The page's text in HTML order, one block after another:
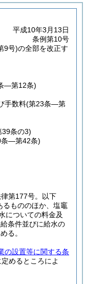
平成10年3月13日
条例第10号
9号)の全部を改正す
―第12条)
手数料(第23条―第
条の3)
条―第42条)
第177号。以下
るもののほか、塩竈
についての料金及
条件並びに給水の
る。
の設置等に関する条
定めるところによ